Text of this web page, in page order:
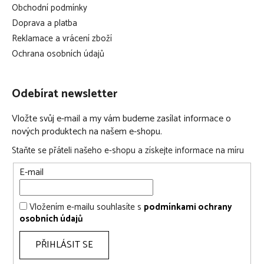
Obchodní podmínky
Doprava a platba
Reklamace a vrácení zboží
Ochrana osobních údajů
Odebírat newsletter
Vložte svůj e-mail a my vám budeme zasílat informace o
nových produktech na našem e-shopu.
Staňte se přáteli našeho e-shopu a získejte informace na míru
E-mail
Vložením e-mailu souhlasíte s podmínkami ochrany
osobních údajů
PŘIHLÁSIT SE